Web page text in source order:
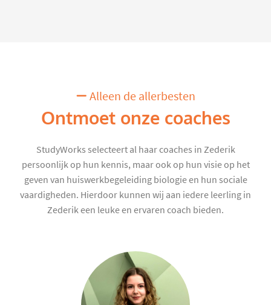
Alleen de allerbesten
Ontmoet onze coaches
StudyWorks selecteert al haar coaches in Zederik
persoonlijk op hun kennis, maar ook op hun visie op het
geven van huiswerkbegeleiding biologie en hun sociale
vaardigheden. Hierdoor kunnen wij aan iedere leerling in
Zederik een leuke en ervaren coach bieden.